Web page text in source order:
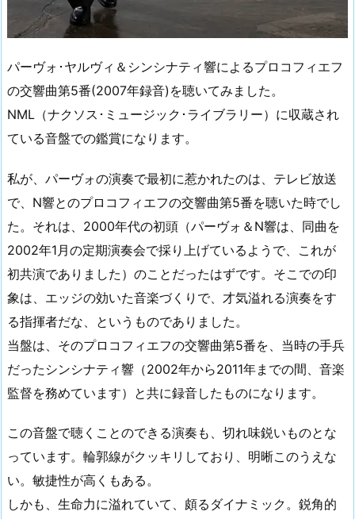
パーヴォ･ヤルヴィ＆シンシナティ響によるプロコフィエフ
の交響曲第5番(2007年録音)を聴いてみました。
NML（ナクソス･ミュージック･ライブラリー）に収蔵され
ている音盤での鑑賞になります。
私が、パーヴォの演奏で最初に惹かれたのは、テレビ放送
で、N響とのプロコフィエフの交響曲第5番を聴いた時でし
た。それは、2000年代の初頭（パーヴォ＆N響は、同曲を
2002年1月の定期演奏会で採り上げているようで、これが
初共演でありました）のことだったはずです。そこでの印
象は、エッジの効いた音楽づくりで、才気溢れる演奏をす
る指揮者だな、というものでありました。
当盤は、そのプロコフィエフの交響曲第5番を、当時の手兵
だったシンシナティ響（2002年から2011年までの間、音楽
監督を務めています）と共に録音したものになります。
この音盤で聴くことのできる演奏も、切れ味鋭いものとな
っています。輪郭線がクッキリしており、明晰このうえな
い。敏捷性が高くもある。
しかも、生命力に溢れていて、頗るダイナミック。鋭角的